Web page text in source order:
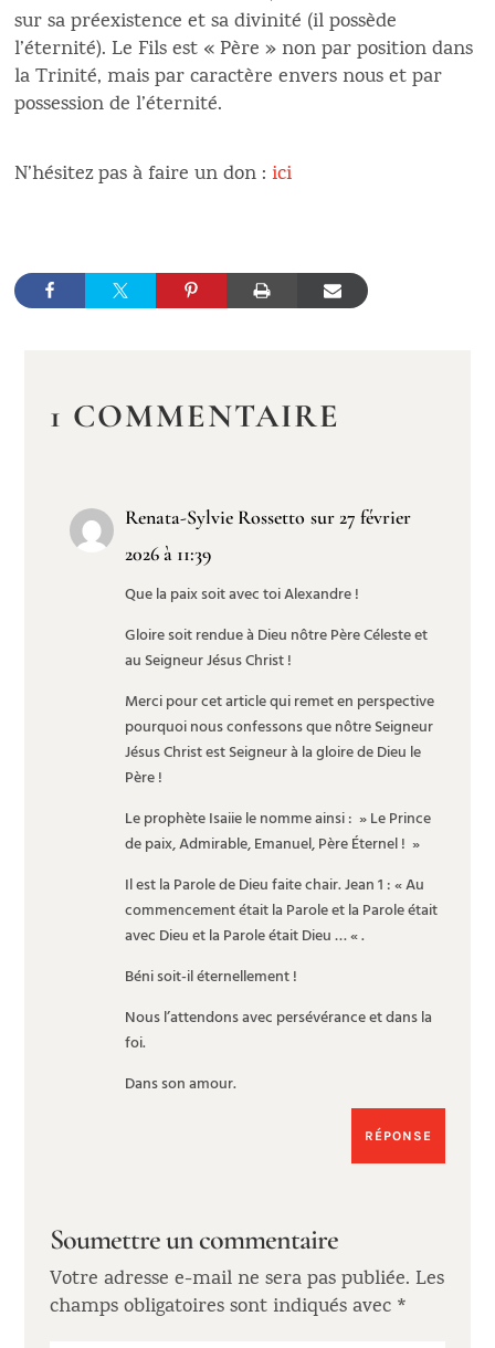
sur sa préexistence et sa divinité (il possède
l’éternité). Le Fils est « Père » non par position dans
la Trinité, mais par caractère envers nous et par
possession de l’éternité.
N’hésitez pas à faire un don :ici
1 COMMENTAIRE
Renata-Sylvie Rossetto sur 27 février
2026 à 11:39
Que la paix soit avec toi Alexandre !
Gloire soit rendue à Dieu nôtre Père Céleste et
au Seigneur Jésus Christ !
Merci pour cet article qui remet en perspective
pourquoi nous confessons que nôtre Seigneur
Jésus Christ est Seigneur à la gloire de Dieu le
Père !
Le prophète Isaiie le nomme ainsi : » Le Prince
de paix, Admirable, Emanuel, Père Éternel ! »
Il est la Parole de Dieu faite chair. Jean 1 : « Au
commencement était la Parole et la Parole était
avec Dieu et la Parole était Dieu … « .
Béni soit-il éternellement !
Nous l’attendons avec persévérance et dans la
foi.
Dans son amour.
RÉPONSE
Soumettre un commentaire
Votre adresse e-mail ne sera pas publiée. Les
champs obligatoires sont indiqués avec *